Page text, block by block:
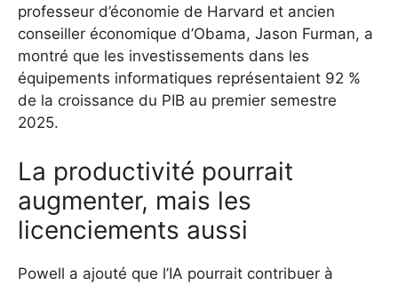
professeur d’économie de Harvard et ancien
conseiller économique d’Obama, Jason Furman, a
montré que les investissements dans les
équipements informatiques représentaient 92 %
de la croissance du PIB au premier semestre
2025.
La productivité pourrait
augmenter, mais les
licenciements aussi
Powell a ajouté que l’IA pourrait contribuer à